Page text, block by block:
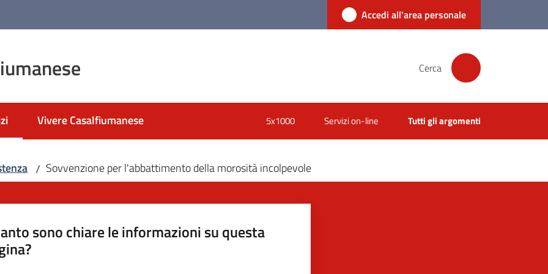
Accedi all'area personale
Cerca
selezionatoVivere Casalfiumanese 5x1000 Servizi on-line Tutti gli argomenti
/ Sovvenzione per l'abbattimento della morosità incolpevole
sono chiare le informazioni su questa